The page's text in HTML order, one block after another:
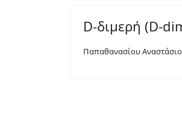
D-διμερή (D-
Παπαθανασίου